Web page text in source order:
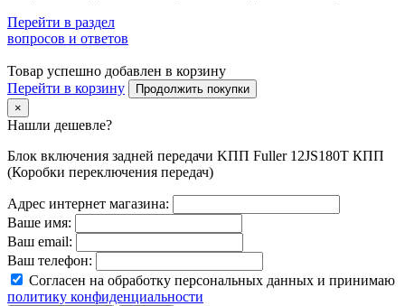
Перейти в раздел
вопросов и ответов
Товар успешно добавлен в корзину
Перейти в корзину
Продолжить покупки
×
Нашли дешевле?
Блок включения задней передачи KПП Fuller 12JS180T КПП
(Коробки переключения передач)
Адрес интернет магазина:
Ваше имя:
Ваш email:
Ваш телефон:
Согласен на обработку персональных данных и принимаю
политику конфиденциальности